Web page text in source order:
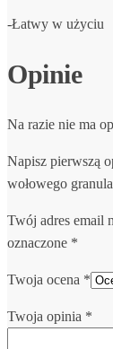
-Łatwy w użyciu
Opinie
Na razie nie ma
Napisz pierwszą
wołowego
Twój adres email
oznaczone *
Twoja ocena *
Twoja opinia *